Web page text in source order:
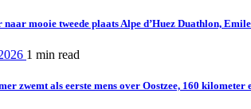
mooie tweede plaats Alpe d’Huez Duathlon,
1 min read
zwemt als eerste mens over Oostzee, 160 kilometer